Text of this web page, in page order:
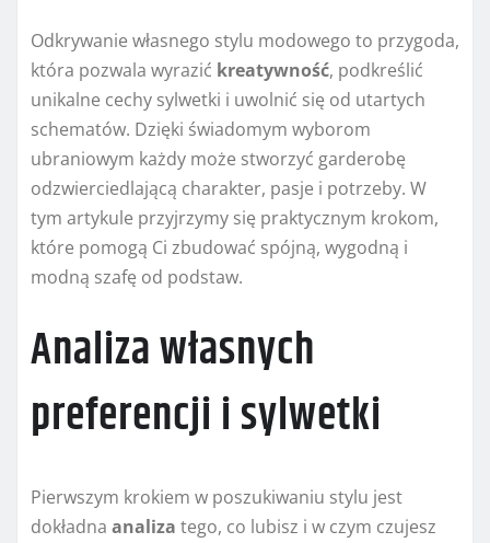
Odkrywanie własnego stylu modowego to przygoda,
która pozwala wyrazić kreatywność, podkreślić
unikalne cechy sylwetki i uwolnić się od utartych
schematów. Dzięki świadomym wyborom
ubraniowym każdy może stworzyć garderobę
odzwierciedlającą charakter, pasje i potrzeby. W
tym artykule przyjrzymy się praktycznym krokom,
które pomogą Ci zbudować spójną, wygodną i
modną szafę od podstaw.
Analiza własnych
preferencji i sylwetki
Pierwszym krokiem w poszukiwaniu stylu jest
dokładna analiza tego, co lubisz i w czym czujesz